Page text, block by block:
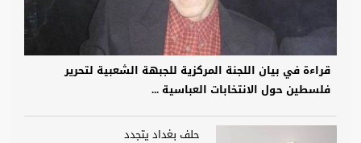
قراءة في بيان اللجنة المركزية للجبهة الشعبية لتحرير
فلسطين حول الانتخابات العباسية ...
حلف بغداد يتجدد